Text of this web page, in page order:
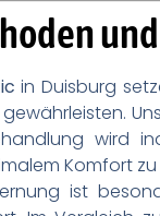
in Duisburg
wird
Komfort
ist